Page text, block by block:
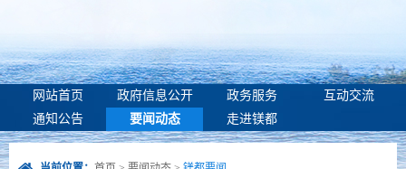
网站首页 政府信息公开 政务服务
互动交流
通知公告
要闻动态 走进镁都